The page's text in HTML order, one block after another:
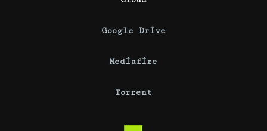
Google Drive
Mediafire
Torrent